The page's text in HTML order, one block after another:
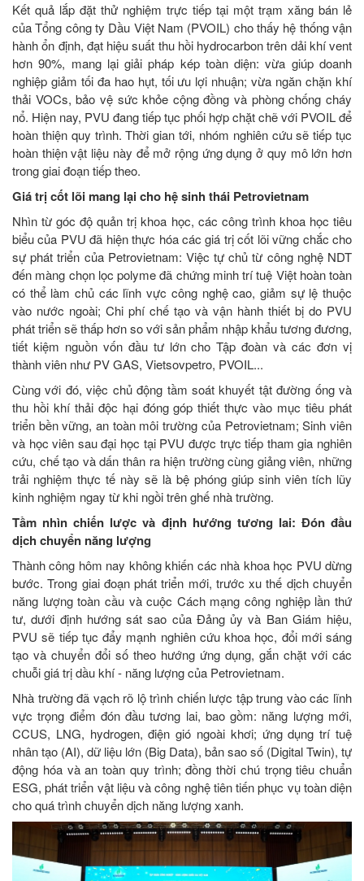
Kết quả lắp đặt thử nghiệm trực tiếp tại một trạm xăng bán lẻ
của Tổng công ty Dầu Việt Nam (PVOIL) cho thấy hệ thống vận
hành ổn định, đạt hiệu suất thu hồi hydrocarbon trên dải khí vent
hơn 90%, mang lại giải pháp kép toàn diện: vừa giúp doanh
nghiệp giảm tối đa hao hụt, tối ưu lợi nhuận; vừa ngăn chặn khí
thải VOCs, bảo vệ sức khỏe cộng đồng và phòng chống cháy
nổ. Hiện nay, PVU đang tiếp tục phối hợp chặt chẽ với PVOIL để
hoàn thiện quy trình. Thời gian tới, nhóm nghiên cứu sẽ tiếp tục
hoàn thiện vật liệu này để mở rộng ứng dụng ở quy mô lớn hơn
trong giai đoạn tiếp theo.
Giá trị cốt lõi mang lại cho hệ sinh thái Petrovietnam
Nhìn từ góc độ quản trị khoa học, các công trình khoa học tiêu
biểu của PVU đã hiện thực hóa các giá trị cốt lõi vững chắc cho
sự phát triển của Petrovietnam: Việc tự chủ từ công nghệ NDT
đến màng chọn lọc polyme đã chứng minh trí tuệ Việt hoàn toàn
có thể làm chủ các lĩnh vực công nghệ cao, giảm sự lệ thuộc
vào nước ngoài; Chi phí chế tạo và vận hành thiết bị do PVU
phát triển sẽ thấp hơn so với sản phẩm nhập khẩu tương đương,
tiết kiệm nguồn vốn đầu tư lớn cho Tập đoàn và các đơn vị
thành viên như PV GAS, Vietsovpetro, PVOIL...
Cùng với đó, việc chủ động tầm soát khuyết tật đường ống và
thu hồi khí thải độc hại đóng góp thiết thực vào mục tiêu phát
triển bền vững, an toàn môi trường của Petrovietnam; Sinh viên
và học viên sau đại học tại PVU được trực tiếp tham gia nghiên
cứu, chế tạo và dấn thân ra hiện trường cùng giảng viên, những
trải nghiệm thực tế này sẽ là bệ phóng giúp sinh viên tích lũy
kinh nghiệm ngay từ khi ngồi trên ghế nhà trường.
Tầm nhìn chiến lược và định hướng tương lai: Đón đầu
dịch chuyển năng lượng
Thành công hôm nay không khiến các nhà khoa học PVU dừng
bước. Trong giai đoạn phát triển mới, trước xu thế dịch chuyển
năng lượng toàn cầu và cuộc Cách mạng công nghiệp lần thứ
tư, dưới định hướng sát sao của Đảng ủy và Ban Giám hiệu,
PVU sẽ tiếp tục đẩy mạnh nghiên cứu khoa học, đổi mới sáng
tạo và chuyển đổi số theo hướng ứng dụng, gắn chặt với các
chuỗi giá trị dầu khí - năng lượng của Petrovietnam.
Nhà trường đã vạch rõ lộ trình chiến lược tập trung vào các lĩnh
vực trọng điểm đón đầu tương lai, bao gồm: năng lượng mới,
CCUS, LNG, hydrogen, điện gió ngoài khơi; ứng dụng trí tuệ
nhân tạo (AI), dữ liệu lớn (Big Data), bản sao số (Digital Twin), tự
động hóa và an toàn quy trình; đồng thời chú trọng tiêu chuẩn
ESG, phát triển vật liệu và công nghệ tiên tiến phục vụ toàn diện
cho quá trình chuyển dịch năng lượng xanh.